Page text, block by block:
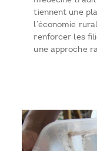
tiennent une
l’économie
renforcer les
une approche